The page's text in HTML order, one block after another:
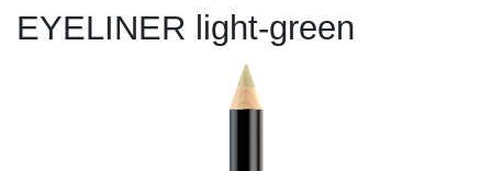
EYELINER light-green